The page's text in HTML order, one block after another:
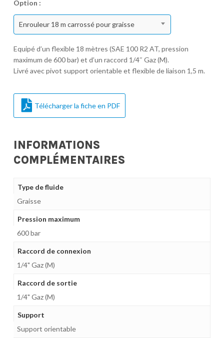
Option :
Enrouleur 18 m carrossé pour graisse
Equipé d’un flexible 18 mètres (SAE 100 R2 AT, pression
maximum de 600 bar) et d’un raccord 1/4″ Gaz (M).
Livré avec pivot support orientable et flexible de liaison 1,5 m.
Télécharger la fiche en PDF
INFORMATIONS
COMPLÉMENTAIRES
Type de fluide
Graisse
Pression maximum
600 bar
Raccord de connexion
1/4" Gaz (M)
Raccord de sortie
1/4" Gaz (M)
Support
Support orientable